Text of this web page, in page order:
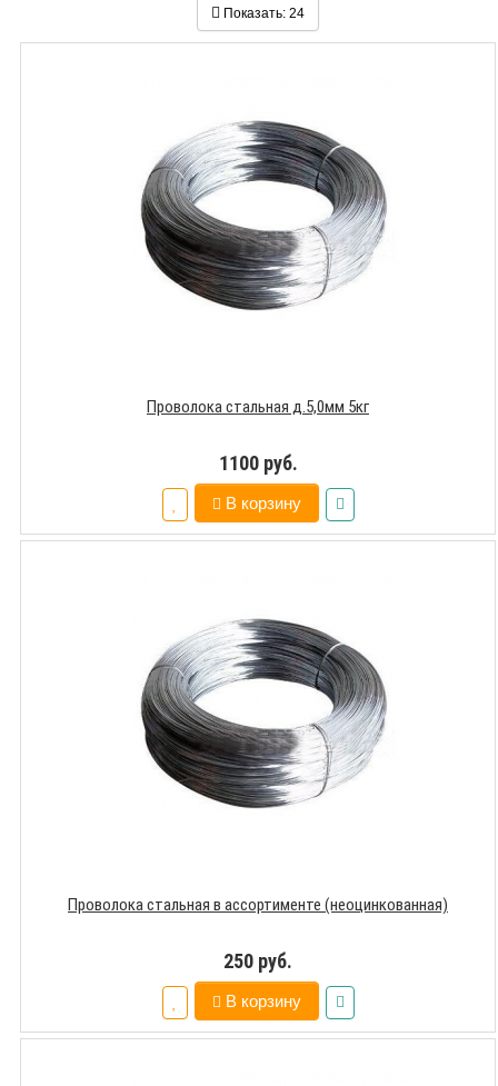
Показать: 24
Проволока стальная д.5,0мм 5кг
1100 руб.
В корзину
Проволока стальная в ассортименте (неоцинкованная)
250 руб.
В корзину